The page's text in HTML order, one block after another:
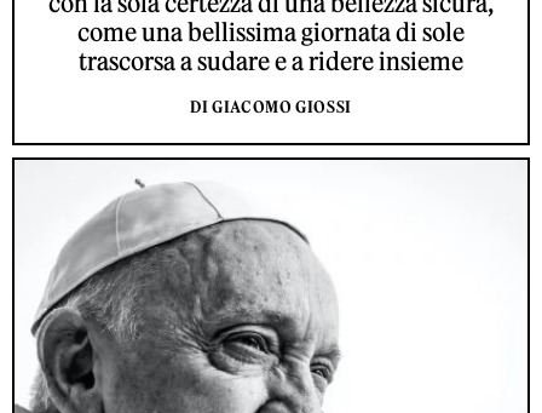
come una bellissima giornata di sole
trascorsa a sudare e a ridere insieme
DI GIACOMO GIOSSI